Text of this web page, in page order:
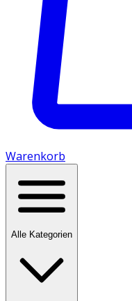
Warenkorb
Alle Kategorien